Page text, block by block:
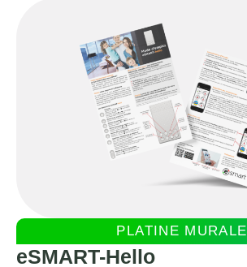
PLATINE MURALE
eSMART-Hello